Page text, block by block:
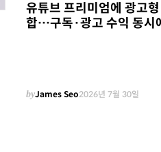
유튜브 프리미엄에 광고
합…구독·광고 수익 동시
byJames Seo2026년 7월 30일